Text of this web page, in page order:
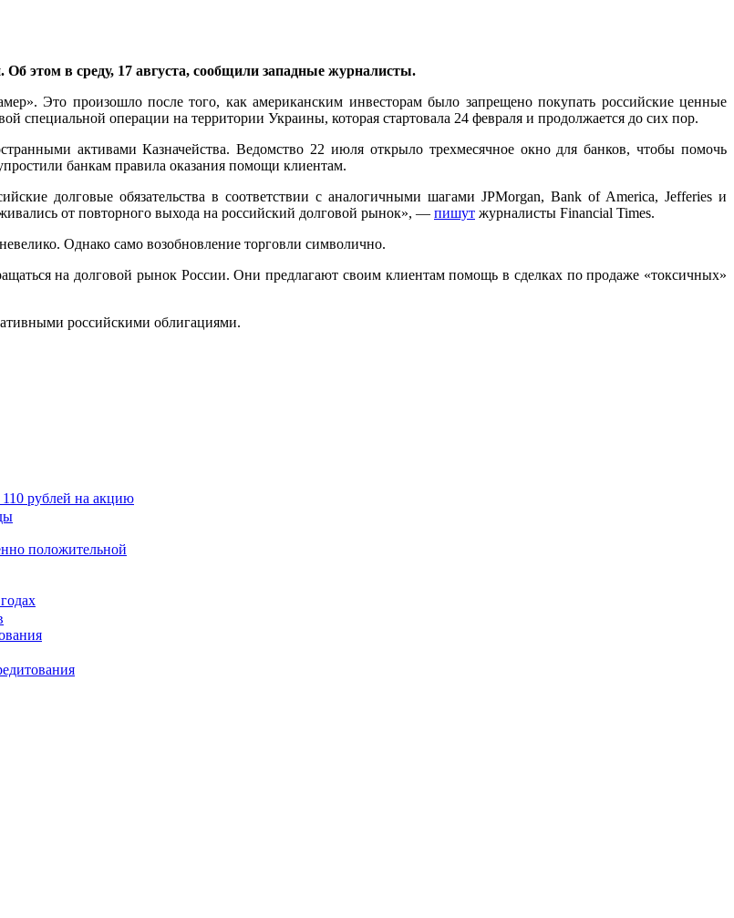
этом в среду, 17 августа, сообщили западные журналисты.
Это произошло после того, как американским инвесторам было запрещено покупать российские ценные
специальной операции на территории Украины, которая стартовала 24 февраля и продолжается до сих пор.
активами Казначейства. Ведомство 22 июля открыло трехмесячное окно для банков, чтобы помочь
банкам правила оказания помощи клиентам.
долговые обязательства в соответствии с аналогичными шагами JPMorgan, Bank of America, Jefferies и
от повторного выхода на российский долговой рынок», — пишут журналисты Financial Times.
Однако само возобновление торговли символично.
на долговой рынок России. Они предлагают своим клиентам помощь в сделках по продаже «токсичных»
российскими облигациями.
рублей на акцию
положительной